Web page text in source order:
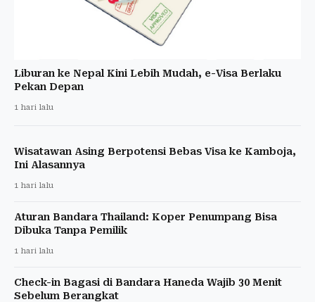
Liburan ke Nepal Kini Lebih Mudah, e-Visa Berlaku
Pekan Depan
1 hari lalu
Wisatawan Asing Berpotensi Bebas Visa ke Kamboja,
Ini Alasannya
1 hari lalu
Aturan Bandara Thailand: Koper Penumpang Bisa
Dibuka Tanpa Pemilik
1 hari lalu
Check-in Bagasi di Bandara Haneda Wajib 30 Menit
Sebelum Berangkat